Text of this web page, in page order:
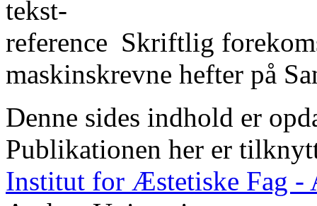
Skriftlig
maskinskrevne hefter på
Denne sides indhold er
Publikationen her er
Institut for Æstetiske Fag -